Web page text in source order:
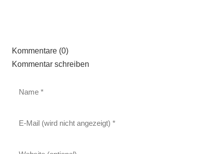
Kommentare (0)
Kommentar schreiben